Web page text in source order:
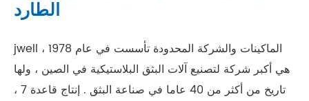
الطارد
jwell الماكينات والشركة المحدودة تأسست في عام 1978 ،
هي أكبر شركة لتصنيع آلات البثق البلاستيكية في الصين ، ولها
تاريخ من أكثر من 40 عاما في صناعة البثق . إنتاج قاعدة 7 ،